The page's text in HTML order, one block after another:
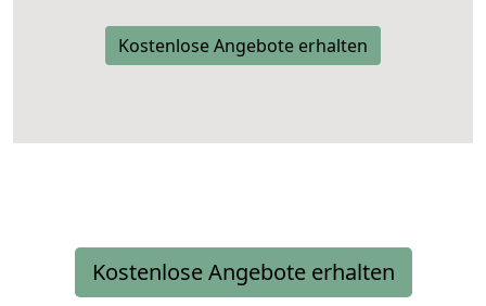
Kostenlose Angebote erhalten
Kostenlose Angebote erhalten